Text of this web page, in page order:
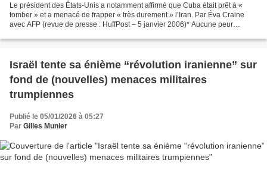
Le président des États-Unis a notamment affirmé que Cuba était prêt à «
tomber » et a menacé de frapper « très durement » l’Iran. Par Éva Craine
avec AFP (revue de presse : HuffPost – 5 janvier 2006)* Aucune peur
Israël tente sa énième “révolution iranienne” sur
fond de (nouvelles) menaces militaires
trumpiennes
Publié le 05/01/2026 à 05:27
Par Gilles Munier